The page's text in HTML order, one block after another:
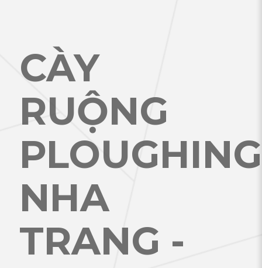
CÀY
RUỘNG
PLOUGHING
NHA
TRANG -